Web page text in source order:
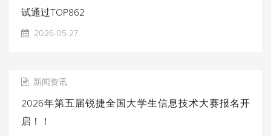
试通过TOP862
2026-05-27
新闻资讯
2026年第五届锐捷全国大学生信息技术大赛报名开
启！！